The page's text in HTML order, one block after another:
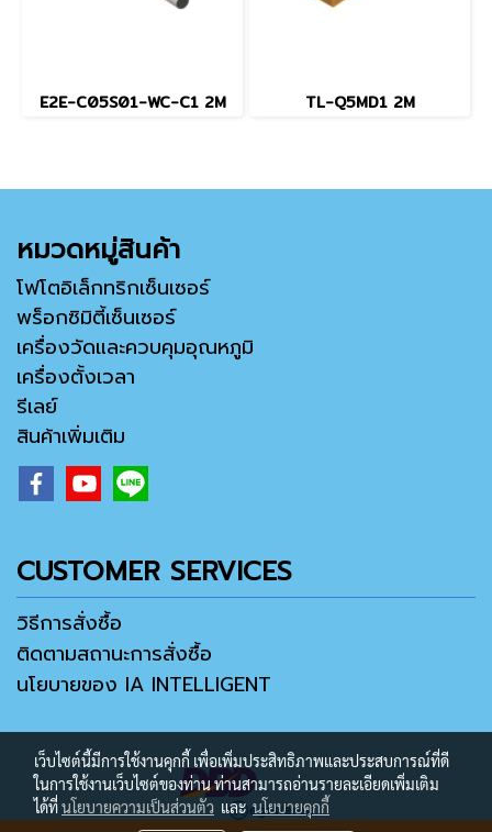
E2E-C05S01-WC-C1 2M TL-Q5MD1 2M
หมวดหมู่สินค้า
โฟโตอิเล็กทริกเซ็นเซอร์
พร็อกซิมิตี้เซ็นเซอร์
เครื่องวัดและควบคุมอุณหภูมิ
เครื่องตั้งเวลา
รีเลย์
สินค้าเพิ่มเติม
CUSTOMER SERVICES
วิธีการสั่งซื้อ
ติดตามสถานะการสั่งซื้อ
นโยบายของ IA INTELLIGENT
เว็บไซต์นี้มีการใช้งานคุกกี้ เพื่อเพิ่มประสิทธิภาพและประสบการณ์ที่ดี
ในการใช้งานเว็บไซต์ของท่าน ท่านสามารถอ่านรายละเอียดเพิ่มเติม
ได้ที่นโยบายความเป็นส่วนตัว และนโยบายคุกกี้